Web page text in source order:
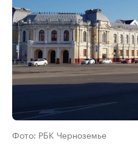
Фото: РБК Черноземье